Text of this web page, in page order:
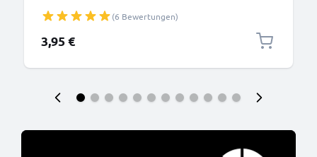
(6 Bewertungen)
3,95 €